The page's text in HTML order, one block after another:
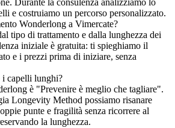
Durante la consulenza analizziamo lo
e costruiamo un percorso personalizzato.
Wonderlong a Vimercate?
tipo di trattamento e dalla lunghezza dei
iniziale è gratuita: ti spieghiamo il
e i prezzi prima di iniziare, senza
i capelli lunghi?
è "Prevenire è meglio che tagliare".
Longevity Method possiamo risanare
punte e fragilità senza ricorrere al
la lunghezza.